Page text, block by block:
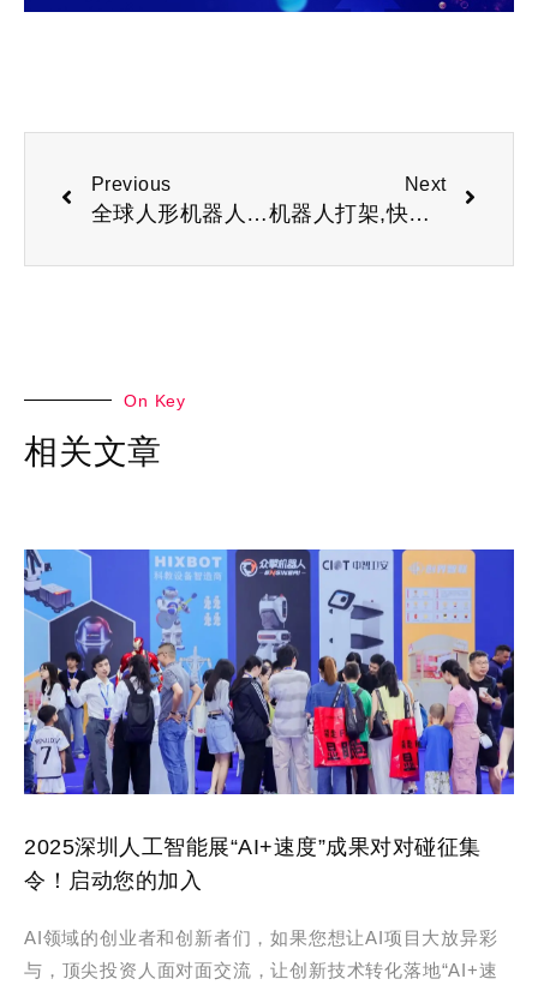
Previous
全球人形机器人技术风向标|2025北京国际人形机器人展览会
Next
机器人打架,快来围观！全球首次人形机器人格斗大赛高燃开打
On Key
相关文章
2025深圳人工智能展“AI+速度”成果对对碰征集
令！启动您的加入
AI领域的创业者和创新者们，如果您想让AI项目大放异彩
与，顶尖投资人面对面交流，让创新技术转化落地“AI+速